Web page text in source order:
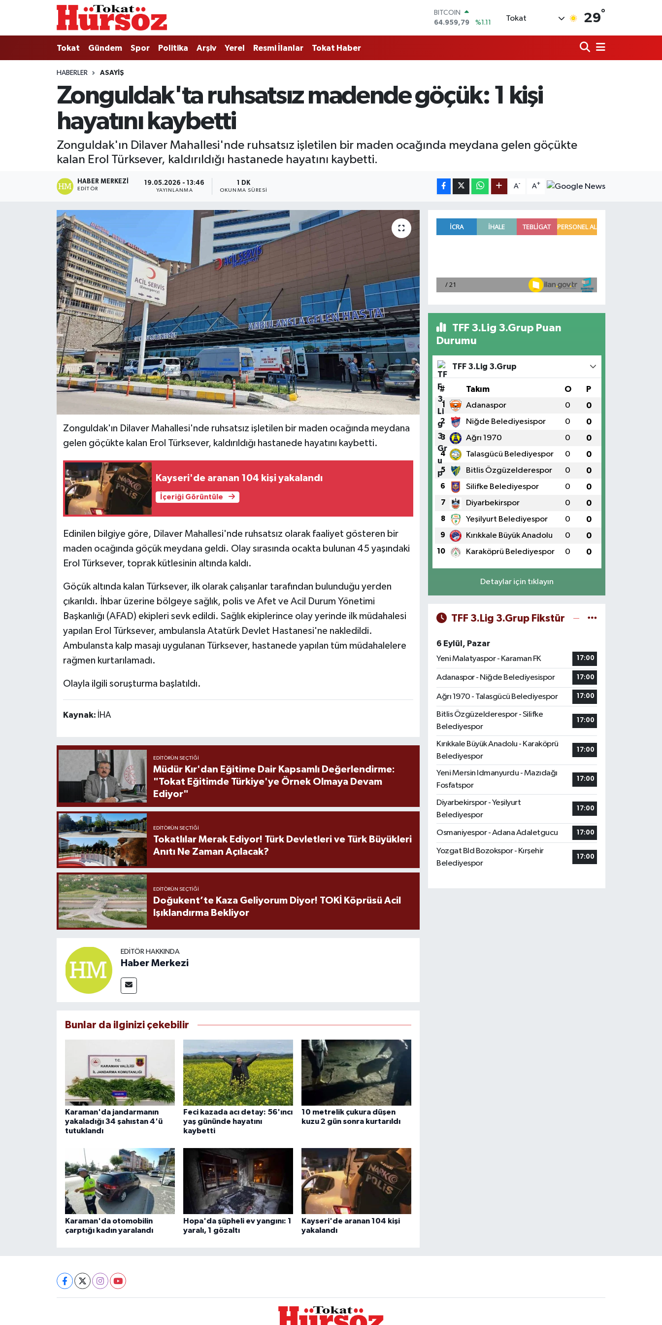
BITCOIN
64.959,79
%1.11
55,2510
%0.32
GRAM ALTIN
6660.55
%0.03
Tokat 29°
Tokat Gündem Spor Politika Arşiv Yerel Resmi İlanlar Tokat Haber
HABERLER ASAYIŞ
Zonguldak'ta ruhsatsız madende göçük: 1 kişi
hayatını kaybetti
Zonguldak'ın Dilaver Mahallesi'nde ruhsatsız işletilen bir maden ocağında meydana gelen göçükte
kalan Erol Türksever, kaldırıldığı hastanede hayatını kaybetti.
HABER MERKEZI
EDITÖR
19.05.2026 - 13:46
YAYINLANMA
1 DK
OKUNMA SÜRESI
A- A+
Zonguldak'ın Dilaver Mahallesi'nde ruhsatsız işletilen bir maden ocağında meydana
gelen göçükte kalan Erol Türksever, kaldırıldığı hastanede hayatını kaybetti.
Kayseri'de aranan 104 kişi yakalandı
İçeriği Görüntüle
Edinilen bilgiye göre, Dilaver Mahallesi'nde ruhsatsız olarak faaliyet gösteren bir
maden ocağında göçük meydana geldi. Olay sırasında ocakta bulunan 45 yaşındaki
Erol Türksever, toprak kütlesinin altında kaldı.
Göçük altında kalan Türksever, ilk olarak çalışanlar tarafından bulunduğu yerden
çıkarıldı. İhbar üzerine bölgeye sağlık, polis ve Afet ve Acil Durum Yönetimi
Başkanlığı (AFAD) ekipleri sevk edildi. Sağlık ekiplerince olay yerinde ilk müdahalesi
yapılan Erol Türksever, ambulansla Atatürk Devlet Hastanesi'ne nakledildi.
Ambulansta kalp masajı uygulanan Türksever, hastanede yapılan tüm müdahalelere
rağmen kurtarılamadı.
Olayla ilgili soruşturma başlatıldı.
Kaynak: İHA
EDITÖRÜN SEÇTIĞI
Müdür Kır'dan Eğitime Dair Kapsamlı Değerlendirme:
"Tokat Eğitimde Türkiye'ye Örnek Olmaya Devam
Ediyor"
EDITÖRÜN SEÇTIĞI
Tokatlılar Merak Ediyor! Türk Devletleri ve Türk Büyükleri
Anıtı Ne Zaman Açılacak?
EDITÖRÜN SEÇTIĞI
Doğukent’te Kaza Geliyorum Diyor! TOKİ Köprüsü Acil
Işıklandırma Bekliyor
EDITÖR HAKKINDA
Haber Merkezi
Bunlar da ilginizi çekebilir
Karaman'da jandarmanın
yakaladığı 34 şahıstan 4'ü
tutuklandı
Feci kazada acı detay: 56'ıncı
yaş gününde hayatını
kaybetti
10 metrelik çukura düşen
kuzu 2 gün sonra kurtarıldı
Karaman'da otomobilin
çarptığı kadın yaralandı
Hopa'da şüpheli ev yangını: 1
yaralı, 1 gözaltı
Kayseri'de aranan 104 kişi
yakalandı
TFF 3.Lig 3.Grup Puan
Durumu
TFF 3.Lig 3.Grup
# Takım O P
1 Adanaspor 0 0
2 Niğde Belediyesispor 0 0
3 Ağrı 1970 0 0
4 Talasgücü Belediyespor 0 0
5 Bitlis Özgüzelderespor 0 0
6 Silifke Belediyespor 0 0
7 Diyarbekirspor 0 0
8 Yeşilyurt Belediyespor 0 0
9 Kırıkkale Büyük Anadolu 0 0
10 Karaköprü Belediyespor 0 0
Detaylar için tıklayın
TFF 3.Lig 3.Grup Fikstür
6 Eylül, Pazar
Yeni Malatyaspor - Karaman FK
17:00
Adanaspor - Niğde Belediyesispor 17:00
Ağrı 1970 - Talasgücü Belediyespor 17:00
Bitlis Özgüzelderespor - Silifke
Belediyespor
17:00
Kırıkkale Büyük Anadolu - Karaköprü
Belediyespor
17:00
Yeni Mersin Idmanyurdu - Mazıdağı
Fosfatspor
17:00
Diyarbekirspor - Yeşilyurt
Belediyespor
17:00
Osmaniyespor - Adana Adaletgucu 17:00
Yozgat Bld Bozokspor - Kırşehir
Belediyespor
17:00
Tokat
Türkiye Gündemi
Gündem
Politika
Tokat Spor
Ekonomi
Tokat Haber
Nöbetçi Eczaneler
Hava Durumu
Tokat Namaz Vakitleri
Trafik Durumu
Tüm Manşetler
Son Dakika Haberleri
Haber Arşivi